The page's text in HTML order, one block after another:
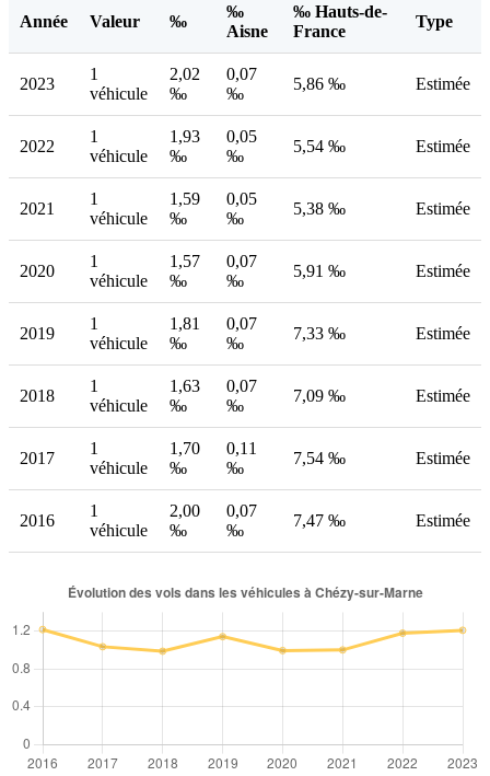
Année Valeur ‰
‰
Aisne
‰ Hauts-de-
France
Type
2023
1
véhicule
2,02
‰
0,07
‰
5,86 ‰ Estimée
2022
1
véhicule
1,93
‰
0,05
‰
5,54 ‰ Estimée
2021
1
véhicule
1,59
‰
0,05
‰
5,38 ‰ Estimée
2020
1
véhicule
1,57
‰
0,07
‰
5,91 ‰ Estimée
2019
1
véhicule
1,81
‰
0,07
‰
7,33 ‰ Estimée
2018
1
véhicule
1,63
‰
0,07
‰
7,09 ‰ Estimée
2017
1
véhicule
1,70
‰
0,11
‰
7,54 ‰ Estimée
2016
1
véhicule
2,00
‰
0,07
‰
7,47 ‰ Estimée